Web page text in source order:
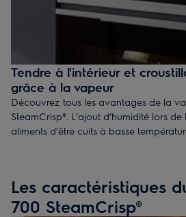
Tendre à l'intérieur et
grâce à la vapeur
Découvrez tous les avantages de la
SteamCrisp®. L'ajout d’humidité lors
aliments d'être cuits à basse
Les caractéristiques
700 SteamCrisp®